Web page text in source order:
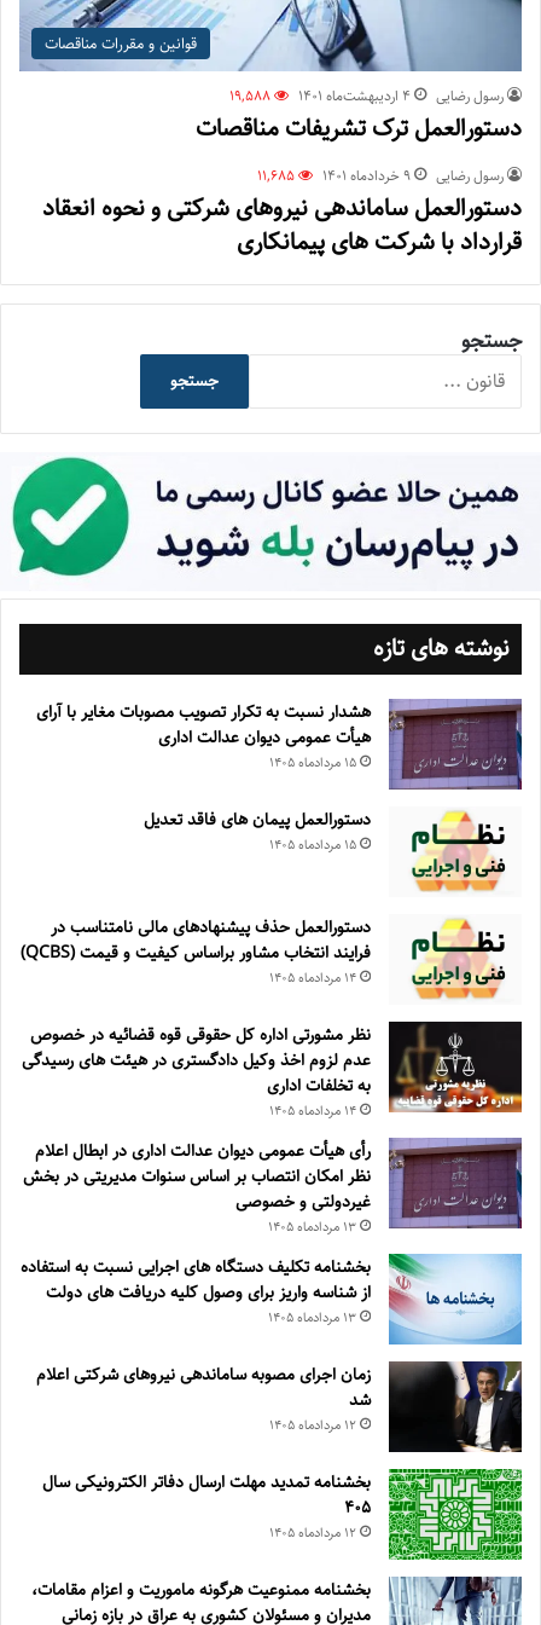
قوانین و مقررات مناقصات
رسول رضایی ۴ اردیبهشت‌ماه ۱۴۰۱ 19,588
دستورالعمل ترک تشریفات مناقصات
رسول رضایی ۹ خرداد‌ماه ۱۴۰۱ 11,685
دستورالعمل ساماندهی نیروهای شرکتی و نحوه انعقاد
قرارداد با شرکت های پیمانکاری
جستجو
جستجو
نوشته های تازه
هشدار نسبت به تکرار تصویب مصوبات مغایر با آرای
هیأت عمومی دیوان عدالت اداری
۱۵ مرداد‌ماه ۱۴۰۵
دستورالعمل پیمان های فاقد تعدیل
۱۵ مرداد‌ماه ۱۴۰۵
دستورالعمل حذف پيشنهادهای مالی نامتناسب در
فرايند انتخاب مشاور براساس كيفيت و قيمت (QCBS)
۱۴ مرداد‌ماه ۱۴۰۵
نظر مشورتی اداره کل حقوقی قوه قضائیه در خصوص
عدم لزوم اخذ وکیل دادگستری در هیئت های رسیدگی
به تخلفات اداری
۱۴ مرداد‌ماه ۱۴۰۵
رأی هیأت عمومی دیوان عدالت اداری در ابطال اعلام
نظر امکان انتصاب بر اساس سنوات مدیریتی در بخش
غیردولتی و خصوصی
۱۳ مرداد‌ماه ۱۴۰۵
بخشنامه تکلیف دستگاه های اجرایی نسبت به استفاده
از شناسه واریز برای وصول کلیه دریافت های دولت
۱۳ مرداد‌ماه ۱۴۰۵
زمان اجرای مصوبه ساماندهی نیروهای شرکتی اعلام
شد
۱۲ مرداد‌ماه ۱۴۰۵
بخشنامه تمدید مهلت ارسال دفاتر الکترونیکی سال
۴۰۵
۱۲ مرداد‌ماه ۱۴۰۵
بخشنامه ممنوعیت هرگونه ماموریت و اعزام مقامات،
مدیران و مسئولان کشوری به عراق در بازه زمانی